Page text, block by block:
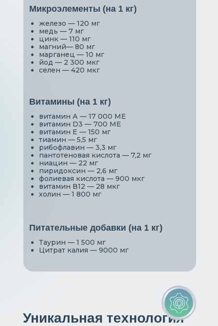
Микроэлементы (на 1 кг)
железо — 120 мг
медь — 7 мг
цинк — 110 мг
магний— 80 мг
марганец — 10 мг
йод — 2 300 мкг
селен — 420 мкг
Витамины (на 1 кг)
витамин А — 17 000 МЕ
витамин D3 — 700 МЕ
витамин Е — 150 мг
тиамин — 5,5 мг
рибофлавин — 3,3 мг
пантотеновая кислота — 7,2 мг
ниацин — 22 мг
пиридоксин — 2,6 мг
фолиевая кислота — 900 мкг
витамин В12 — 28 мкг
холин — 1 800 мг
Питательные добавки (на 1 кг)
Таурин — 1 500 мг
Цитрат калия — 9000 мг
Уникальная технология